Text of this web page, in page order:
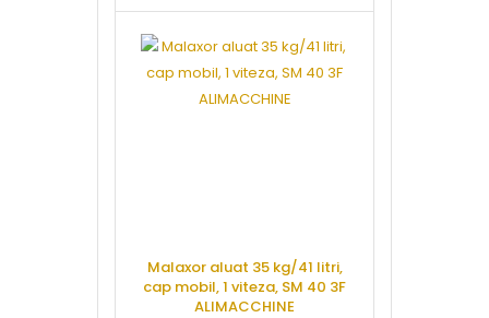
Malaxor aluat 35 kg/41 litri,
cap mobil, 1 viteza, SM 40 3F
ALIMACCHINE